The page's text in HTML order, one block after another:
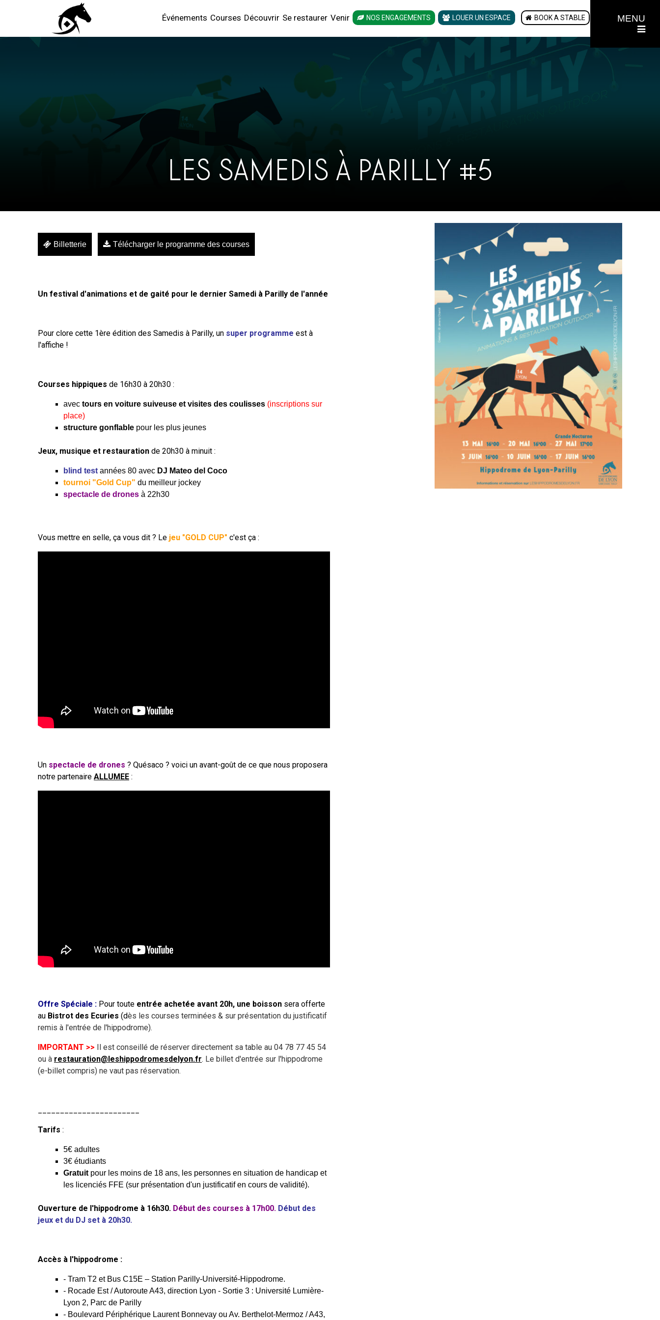
MENU
Événements Courses Découvrir Se restaurer Venir NOS ENGAGEMENTS LOUER UN ESPACE BOOK A STABLE
LES SAMEDIS À PARILLY #5
Billetterie Télécharger le programme des courses
Un festival d'animations et de gaité pour le dernier Samedi à Parilly de l'année
Pour clore cette 1ère édition des Samedis à Parilly, un super programme est à
l'affiche !
Courses hippiques de 16h30 à 20h30 :
avec tours en voiture suiveuse et visites des coulisses (inscriptions sur
place)
structure gonflable pour les plus jeunes
Jeux, musique et restauration de 20h30 à minuit :
blind test années 80 avec DJ Mateo del Coco
tournoi "Gold Cup" du meilleur jockey
spectacle de drones à 22h30
Vous mettre en selle, ça vous dit ? Le jeu "GOLD CUP" c'est ça :
Un spectacle de drones ? Quésaco ? voici un avant-goût de ce que nous proposera
notre partenaire ALLUMEE :
Offre Spéciale : Pour toute entrée achetée avant 20h, une boisson sera offerte
au Bistrot des Ecuries (dès les courses terminées & sur présentation du justificatif
remis à l'entrée de l'hippodrome).
IMPORTANT >> Il est conseillé de réserver directement sa table au 04 78 77 45 54
ou à restauration@leshippodromesdelyon.fr. Le billet d'entrée sur l'hippodrome
(e-billet compris) ne vaut pas réservation.
Tarifs :
5€ adultes
3€ étudiants
Gratuit pour les moins de 18 ans, les personnes en situation de handicap et
les licenciés FFE (sur présentation d'un justificatif en cours de validité).
Ouverture de l'hippodrome à 16h30. Début des courses à 17h00. Début des
jeux et du DJ set à 20h30.
Accès à l'hippodrome :
- Tram T2 et Bus C15E – Station Parilly-Université-Hippodrome.
- Rocade Est / Autoroute A43, direction Lyon - Sortie 3 : Université Lumière-
Lyon 2, Parc de Parilly
- Boulevard Périphérique Laurent Bonnevay ou Av. Berthelot-Mermoz / A43,